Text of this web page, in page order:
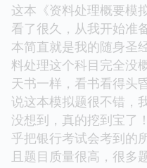
这本《资料处理概要模
看了很久，从我开始准
本简直就是我的随身圣
料处理这个科目完全没
天书一样，看书看得头
说这本模拟题很不错，
没想到，真的挖到宝了
乎把银行考试会考到的
且题目质量很高，很多